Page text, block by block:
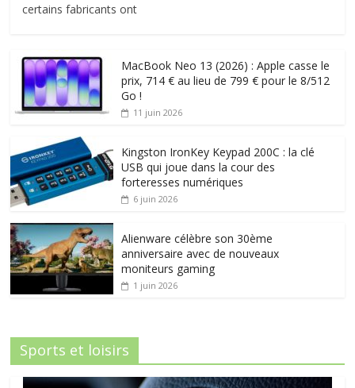
certains fabricants ont
MacBook Neo 13 (2026) : Apple casse le
prix, 714 € au lieu de 799 € pour le 8/512
Go !
11 juin 2026
Kingston IronKey Keypad 200C : la clé
USB qui joue dans la cour des
forteresses numériques
6 juin 2026
Alienware célèbre son 30ème
anniversaire avec de nouveaux
moniteurs gaming
1 juin 2026
Sports et loisirs